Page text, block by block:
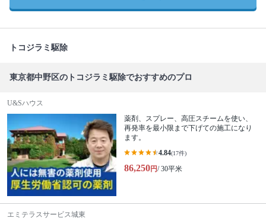
トコジラミ駆除
東京都中野区のトコジラミ駆除でおすすめのプロ
U&Sハウス
薬剤、スプレー、高圧スチームを使い、
再発率を最小限まで下げての施工になり
ます。
4.84(17件)
86,250円/ 30平米
エミテラスサービス城東